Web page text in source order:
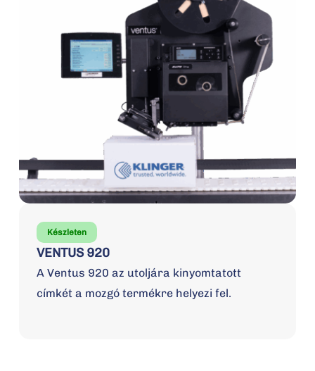
VENTUS 920
Készleten
A Ventus 920 az utoljára kinyomtatott
címkét a mozgó termékre helyezi fel.